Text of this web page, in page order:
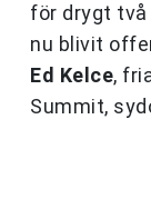
för drygt
nu blivit
Ed Kelce,
Summit,